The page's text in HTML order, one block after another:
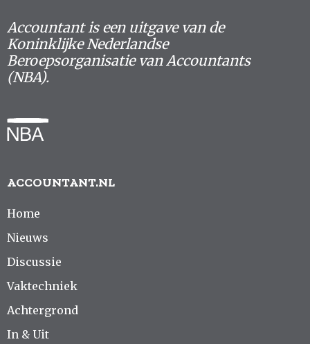
Accountant is een uitgave van de
Koninklijke Nederlandse
Beroepsorganisatie van Accountants
(NBA).
ACCOUNTANT.NL
Home
Nieuws
Discussie
Vaktechniek
Achtergrond
In & Uit